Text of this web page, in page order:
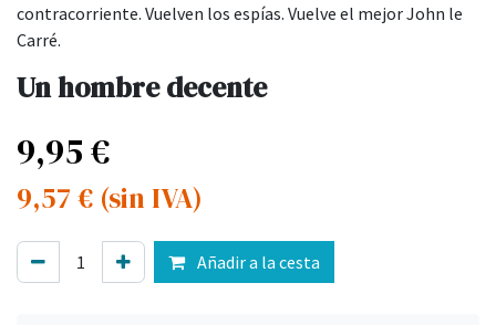
contracorriente. Vuelven los espías. Vuelve el mejor John le
Carré.
Un hombre decente
9,95€
9,57 € (sin IVA)
Añadir a la cesta